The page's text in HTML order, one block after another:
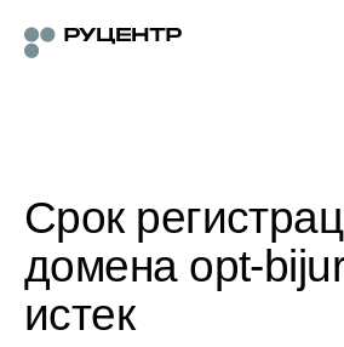
Срок
домена opt-
истек